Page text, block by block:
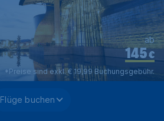
€
145
ab
*Preise sind exkl. € 19,99 Buchungsgebühr.
Flüge buchen